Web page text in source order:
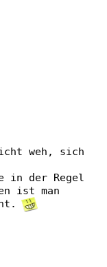
weh, sich
in der Regel
ist man